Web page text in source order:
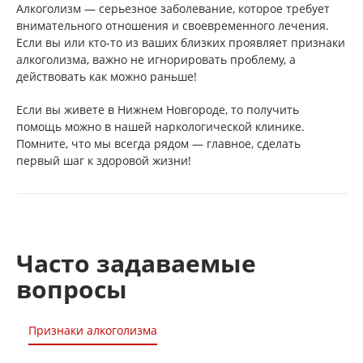
Алкоголизм — серьезное заболевание, которое требует
внимательного отношения и своевременного лечения.
Если вы или кто-то из ваших близких проявляет признаки
алкоголизма, важно не игнорировать проблему, а
действовать как можно раньше!
Если вы живете в Нижнем Новгороде, то получить
помощь можно в нашей наркологической клинике.
Помните, что мы всегда рядом — главное, сделать
первый шаг к здоровой жизни!
Часто задаваемые
вопросы
Признаки алкоголизма